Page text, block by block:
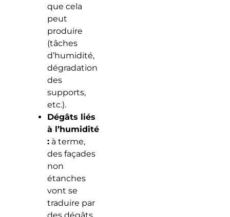
que cela
peut
produire
(tâches
d’humidité,
dégradation
des
supports,
etc.).
Dégâts liés
à l’humidité
:à terme,
des façades
non
étanches
vont se
traduire par